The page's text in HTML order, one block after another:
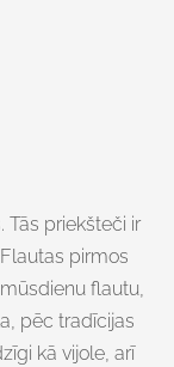
Tās priekšteči ir
pirmos
flautu,
pēc tradīcijas
kā vijole, arī